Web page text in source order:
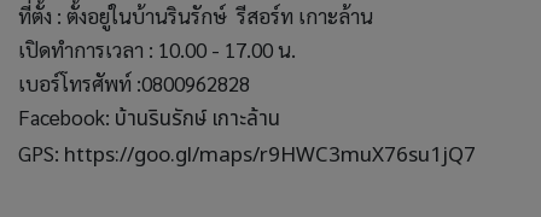
ที่ตั้ง : ตั้งอยู่ในบ้านรินรักษ์ รีสอร์ท เกาะล้าน
เปิดทำการเวลา : 10.00 - 17.00 น.
เบอร์โทรศัพท์ :0800962828
Facebook: บ้านรินรักษ์ เกาะล้าน
GPS: https://goo.gl/maps/r9HWC3muX76su1jQ7